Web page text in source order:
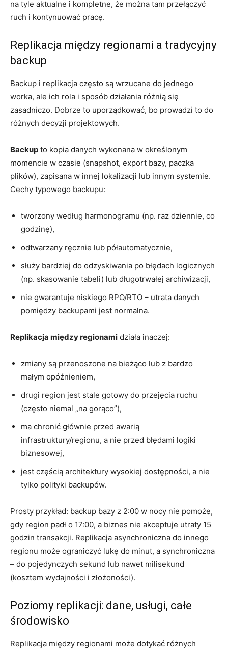
na tyle aktualne i kompletne, że można tam przełączyć
ruch i kontynuować pracę.
Replikacja między regionami a tradycyjny
backup
Backup i replikacja często są wrzucane do jednego
worka, ale ich rola i sposób działania różnią się
zasadniczo. Dobrze to uporządkować, bo prowadzi to do
różnych decyzji projektowych.
Backup to kopia danych wykonana w określonym
momencie w czasie (snapshot, export bazy, paczka
plików), zapisana w innej lokalizacji lub innym systemie.
Cechy typowego backupu:
tworzony według harmonogramu (np. raz dziennie, co
godzinę),
odtwarzany ręcznie lub półautomatycznie,
służy bardziej do odzyskiwania po błędach logicznych
(np. skasowanie tabeli) lub długotrwałej archiwizacji,
nie gwarantuje niskiego RPO/RTO – utrata danych
pomiędzy backupami jest normalna.
Replikacja między regionami działa inaczej:
zmiany są przenoszone na bieżąco lub z bardzo
małym opóźnieniem,
drugi region jest stale gotowy do przejęcia ruchu
(często niemal „na gorąco”),
ma chronić głównie przed awarią
infrastruktury/regionu, a nie przed błędami logiki
biznesowej,
jest częścią architektury wysokiej dostępności, a nie
tylko polityki backupów.
Prosty przykład: backup bazy z 2:00 w nocy nie pomoże,
gdy region padł o 17:00, a biznes nie akceptuje utraty 15
godzin transakcji. Replikacja asynchroniczna do innego
regionu może ograniczyć lukę do minut, a synchroniczna
– do pojedynczych sekund lub nawet milisekund
(kosztem wydajności i złożoności).
Poziomy replikacji: dane, usługi, całe
środowisko
Replikacja między regionami może dotykać różnych